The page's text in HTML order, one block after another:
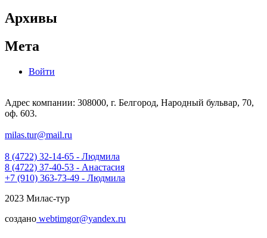
Архивы
Мета
Войти
Адрес компании: 308000, г. Белгород, Народный бульвар, 70,
оф. 603.
milas.tur@mail.ru
8 (4722) 32-14-65 - Людмила
8 (4722) 37-40-53 - Анастасия
+7 (910) 363-73-49 - Людмила
2023 Милас-тур
создано webtimgor@yandex.ru